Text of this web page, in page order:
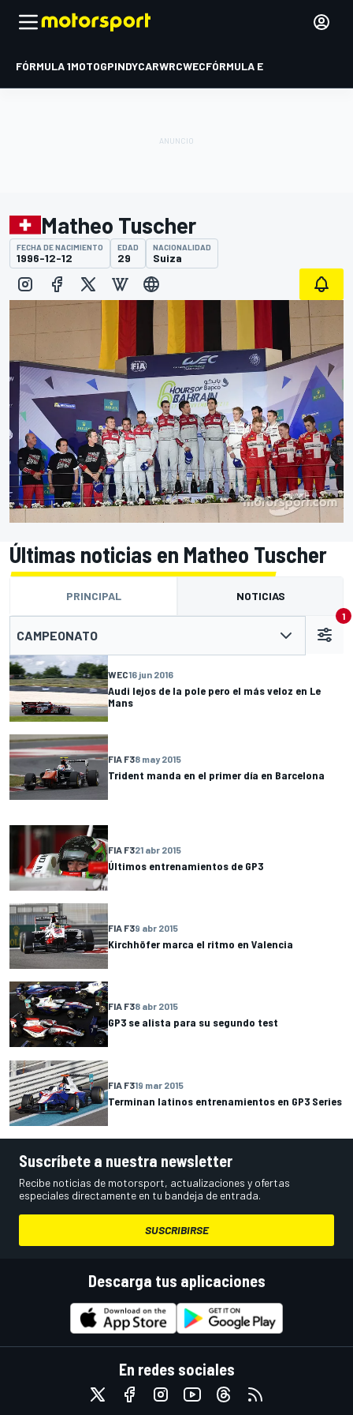
FÓRMULA 1MOTOGPINDYCARWRCWECFÓRMULA E
Matheo Tuscher
FECHA DE NACIMIENTO
1996-12-12
EDAD
29
NACIONALIDAD
Suiza
Últimas noticias en Matheo Tuscher
PRINCIPAL NOTICIAS
CAMPEONATO
1
WEC16 jun 2016
Audi lejos de la pole pero el más veloz en Le
Mans
FIA F38 may 2015
Trident manda en el primer día en Barcelona
FIA F321 abr 2015
Últimos entrenamientos de GP3
FIA F39 abr 2015
Kirchhöfer marca el ritmo en Valencia
FIA F38 abr 2015
GP3 se alista para su segundo test
FIA F319 mar 2015
Terminan latinos entrenamientos en GP3 Series
Suscríbete a nuestra newsletter
Recibe noticias de motorsport, actualizaciones y ofertas
especiales directamente en tu bandeja de entrada.
SUSCRIBIRSE
Descarga tus aplicaciones
En redes sociales